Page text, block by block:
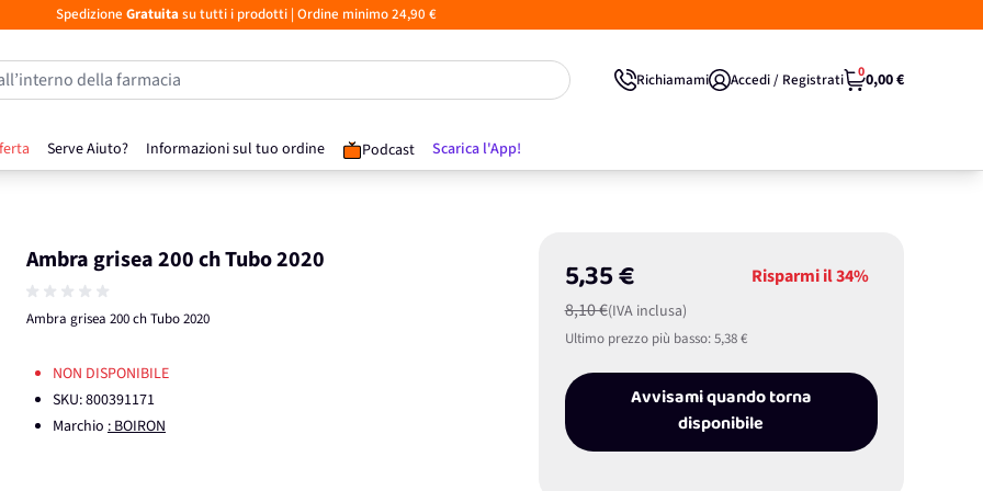
Spedizione Gratuita su tutti i prodotti| Ordine minimo 24,90 €
Serve Aiuto? Informazioni sul tuo ordine Podcast Scarica l'App!
della farmacia Richiamami Accedi / Registrati 00,00 €
Ambra grisea 200 ch Tubo 2020
Ambra grisea 200 ch Tubo 2020
5,35 €
8,10 €(IVA inclusa)
Risparmi il34%
Ultimo prezzo più basso:5,38 €
Avvisami quando torna
disponibile
NON DISPONIBILE
SKU:800391171
Marchio : BOIRON